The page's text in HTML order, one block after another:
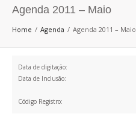
Agenda 2011 – Maio
Home Agenda Agenda 2011 – Maio
Data de digitação:
Data de Inclusão:
Código Registro: